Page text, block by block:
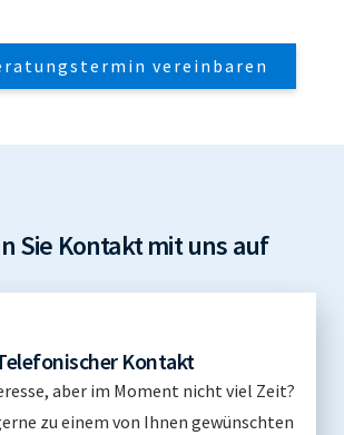
vereinbaren
Sie Kontakt mit uns auf
Kontakt
aber im Moment nicht viel Zeit?
zu einem von Ihnen gewünschten